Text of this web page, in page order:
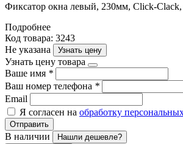
Фиксатор окна левый, 230мм, Click-
Подробнее
Код товара: 3243
Не указана
Узнать цену
Узнать цену товара
Ваше имя *
Ваш номер телефона *
Email
Я согласен на обработку
Отправить
В наличии
Нашли дешевле?